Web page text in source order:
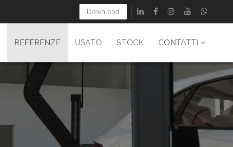
Download
REFERENZE USATO STOCK CONTATTI